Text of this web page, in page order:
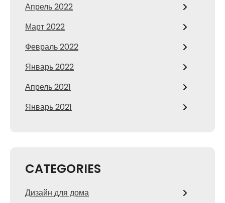
Апрель 2022
Март 2022
Февраль 2022
Январь 2022
Апрель 2021
Январь 2021
CATEGORIES
Дизайн для дома